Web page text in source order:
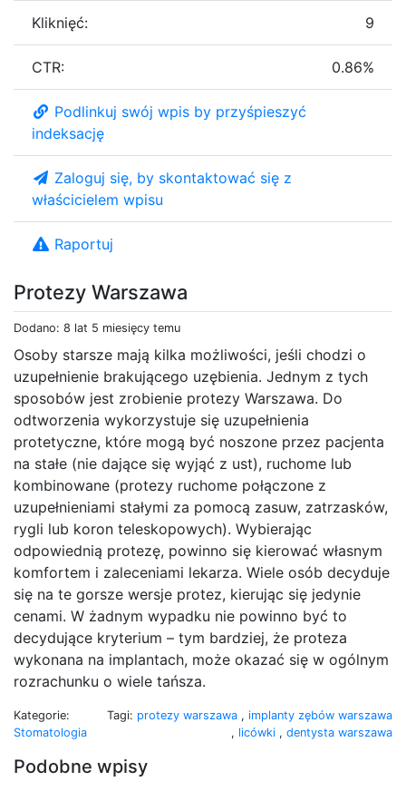
Protezy Warszawa
Dodano: 8 lat 5 miesięcy temu
Osoby starsze mają kilka możliwości, jeśli chodzi o
uzupełnienie brakującego uzębienia. Jednym z tych
sposobów jest zrobienie protezy Warszawa. Do
odtworzenia wykorzystuje się uzupełnienia
protetyczne, które mogą być noszone przez pacjenta
na stałe (nie dające się wyjąć z ust), ruchome lub
kombinowane (protezy ruchome połączone z
uzupełnieniami stałymi za pomocą zasuw, zatrzasków,
rygli lub koron teleskopowych). Wybierając
odpowiednią protezę, powinno się kierować własnym
komfortem i zaleceniami lekarza. Wiele osób decyduje
się na te gorsze wersje protez, kierując się jedynie
cenami. W żadnym wypadku nie powinno być to
decydujące kryterium – tym bardziej, że proteza
wykonana na implantach, może okazać się w ogólnym
rozrachunku o wiele tańsza.
Kategorie:
Stomatologia
Tagi: protezy warszawa , implanty zębów warszawa
, licówki , dentysta warszawa
Podobne wpisy
Kliknięć: 9
CTR: 0.86%
Podlinkuj swój wpis by przyśpieszyć
indeksację
Zaloguj się, by skontaktować się z
właścicielem wpisu
Raportuj